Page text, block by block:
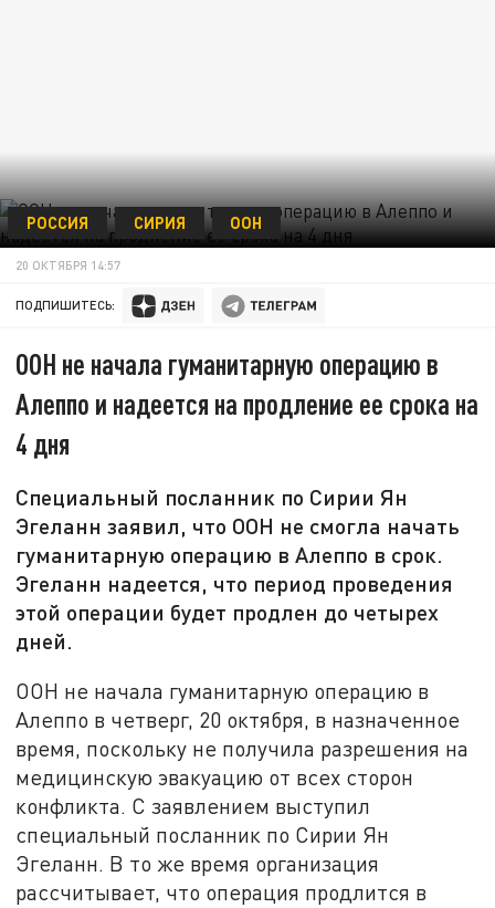
РОССИЯ СИРИЯ ООН
20 ОКТЯБРЯ 14:57
ПОДПИШИТЕСЬ:
ООН не начала гуманитарную операцию в
Алеппо и надеется на продление ее срока на
4 дня
Специальный посланник по Сирии Ян
Эгеланн заявил, что ООН не смогла начать
гуманитарную операцию в Алеппо в срок.
Эгеланн надеется, что период проведения
этой операции будет продлен до четырех
дней.
ООН не начала гуманитарную операцию в
Алеппо в четверг, 20 октября, в назначенное
время, поскольку не получила разрешения на
медицинскую эвакуацию от всех сторон
конфликта. С заявлением выступил
специальный посланник по Сирии Ян
Эгеланн. В то же время организация
рассчитывает, что операция продлится в